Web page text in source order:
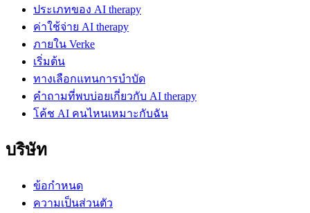
ประเภทของ AI therapy
ค่าใช้จ่าย AI therapy
ภายใน Verke
เริ่มต้น
ทางเลือกแทนการบำบัด
คำถามที่พบบ่อยเกี่ยวกับ AI therapy
โค้ช AI คนไหนเหมาะกับฉัน
บริษัท
ข้อกำหนด
ความเป็นส่วนตัว